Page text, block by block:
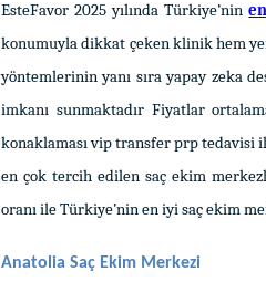
EsteFavor 2025 yılında Türkiye’nin
konumuyla dikkat çeken klinik hem
yöntemlerinin yanı sıra yapay zeka
imkanı sunmaktadır Fiyatlar
konaklaması vip transfer prp tedavisi
en çok tercih edilen saç ekim
oranı ile Türkiye’nin en iyi saç ekim
Anatolia Saç Ekim Merkezi